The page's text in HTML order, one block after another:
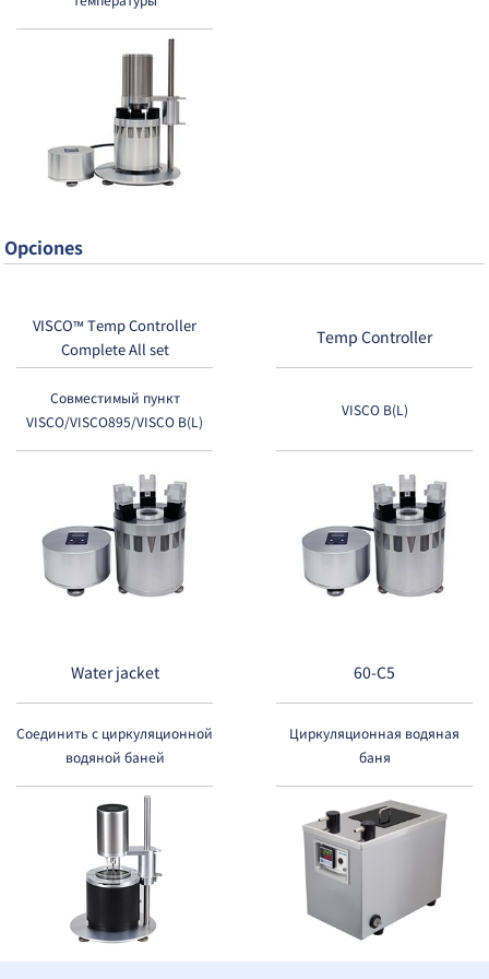
Opciones
VISCO™ Temp Controller
Complete All set
Совместимый пункт
VISCO/VISCO895/VISCO B(L)
Temp Controller
VISCO B(L)
Water jacket
Соединить с циркуляционной
водяной баней
60-C5
Циркуляционная водяная
баня